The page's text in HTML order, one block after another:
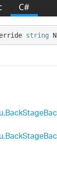
C#
string